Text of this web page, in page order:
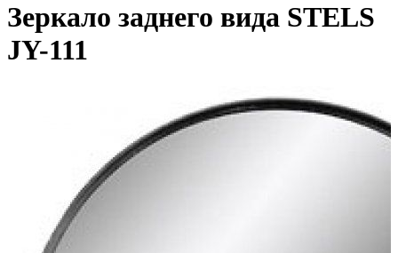
Зеркало заднего вида STELS
JY-111